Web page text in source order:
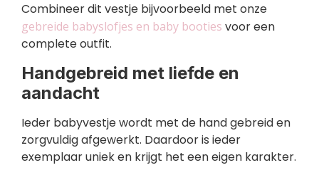
Combineer dit vestje bijvoorbeeld met onze
gebreide babyslofjes en baby booties voor een
complete outfit.
Handgebreid met liefde en
aandacht
Ieder babyvestje wordt met de hand gebreid en
zorgvuldig afgewerkt. Daardoor is ieder
exemplaar uniek en krijgt het een eigen karakter.